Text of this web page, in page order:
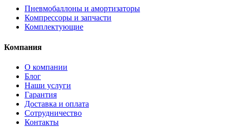
Пневмобаллоны и амортизаторы
Компрессоры и запчасти
Комплектующие
Компания
О компании
Блог
Наши услуги
Гарантия
Доставка и оплата
Сотрудничество
Контакты